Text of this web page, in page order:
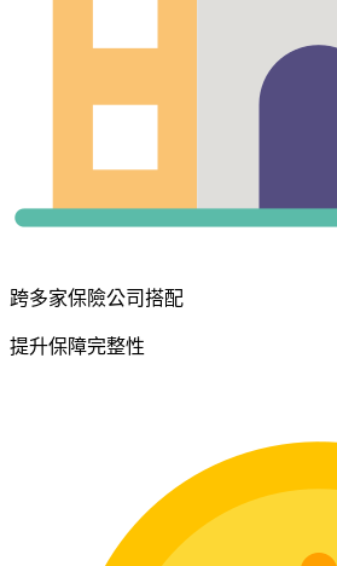
跨多家保險公司搭配
提升保障完整性